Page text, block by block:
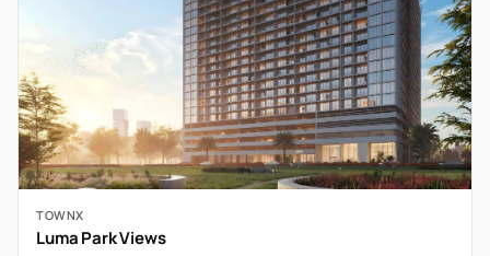
TOWNX
Luma Park Views